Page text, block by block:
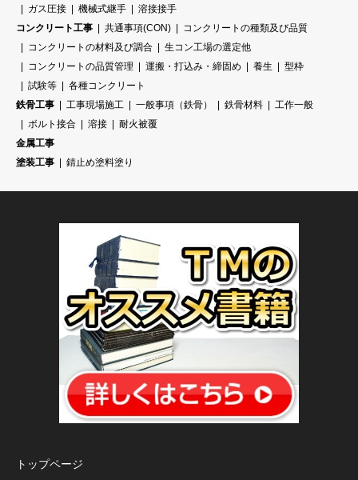
ガス圧接
機械式継手
溶接接手
コンクリート工事
共通事項(CON)
コンクリートの種類及び品質
コンクリートの材料及び調合
生コン工場の選定他
コンクリートの品質管理
運搬・打込み・締固め 養生
型枠
試験等
各種コンクリート
鉄骨工事
工事現場施工 一般事項（鉄骨） 鉄骨材料
工作一般
ボルト接合
溶接
耐火被覆
金属工事
塗装工事
錆止め塗料塗り
トップページ